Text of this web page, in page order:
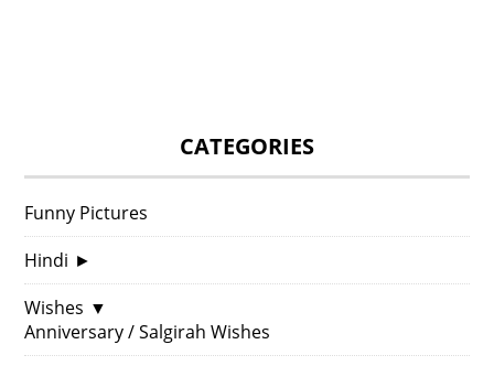
CATEGORIES
Funny Pictures
Hindi ►
Wishes ▼
Anniversary / Salgirah Wishes